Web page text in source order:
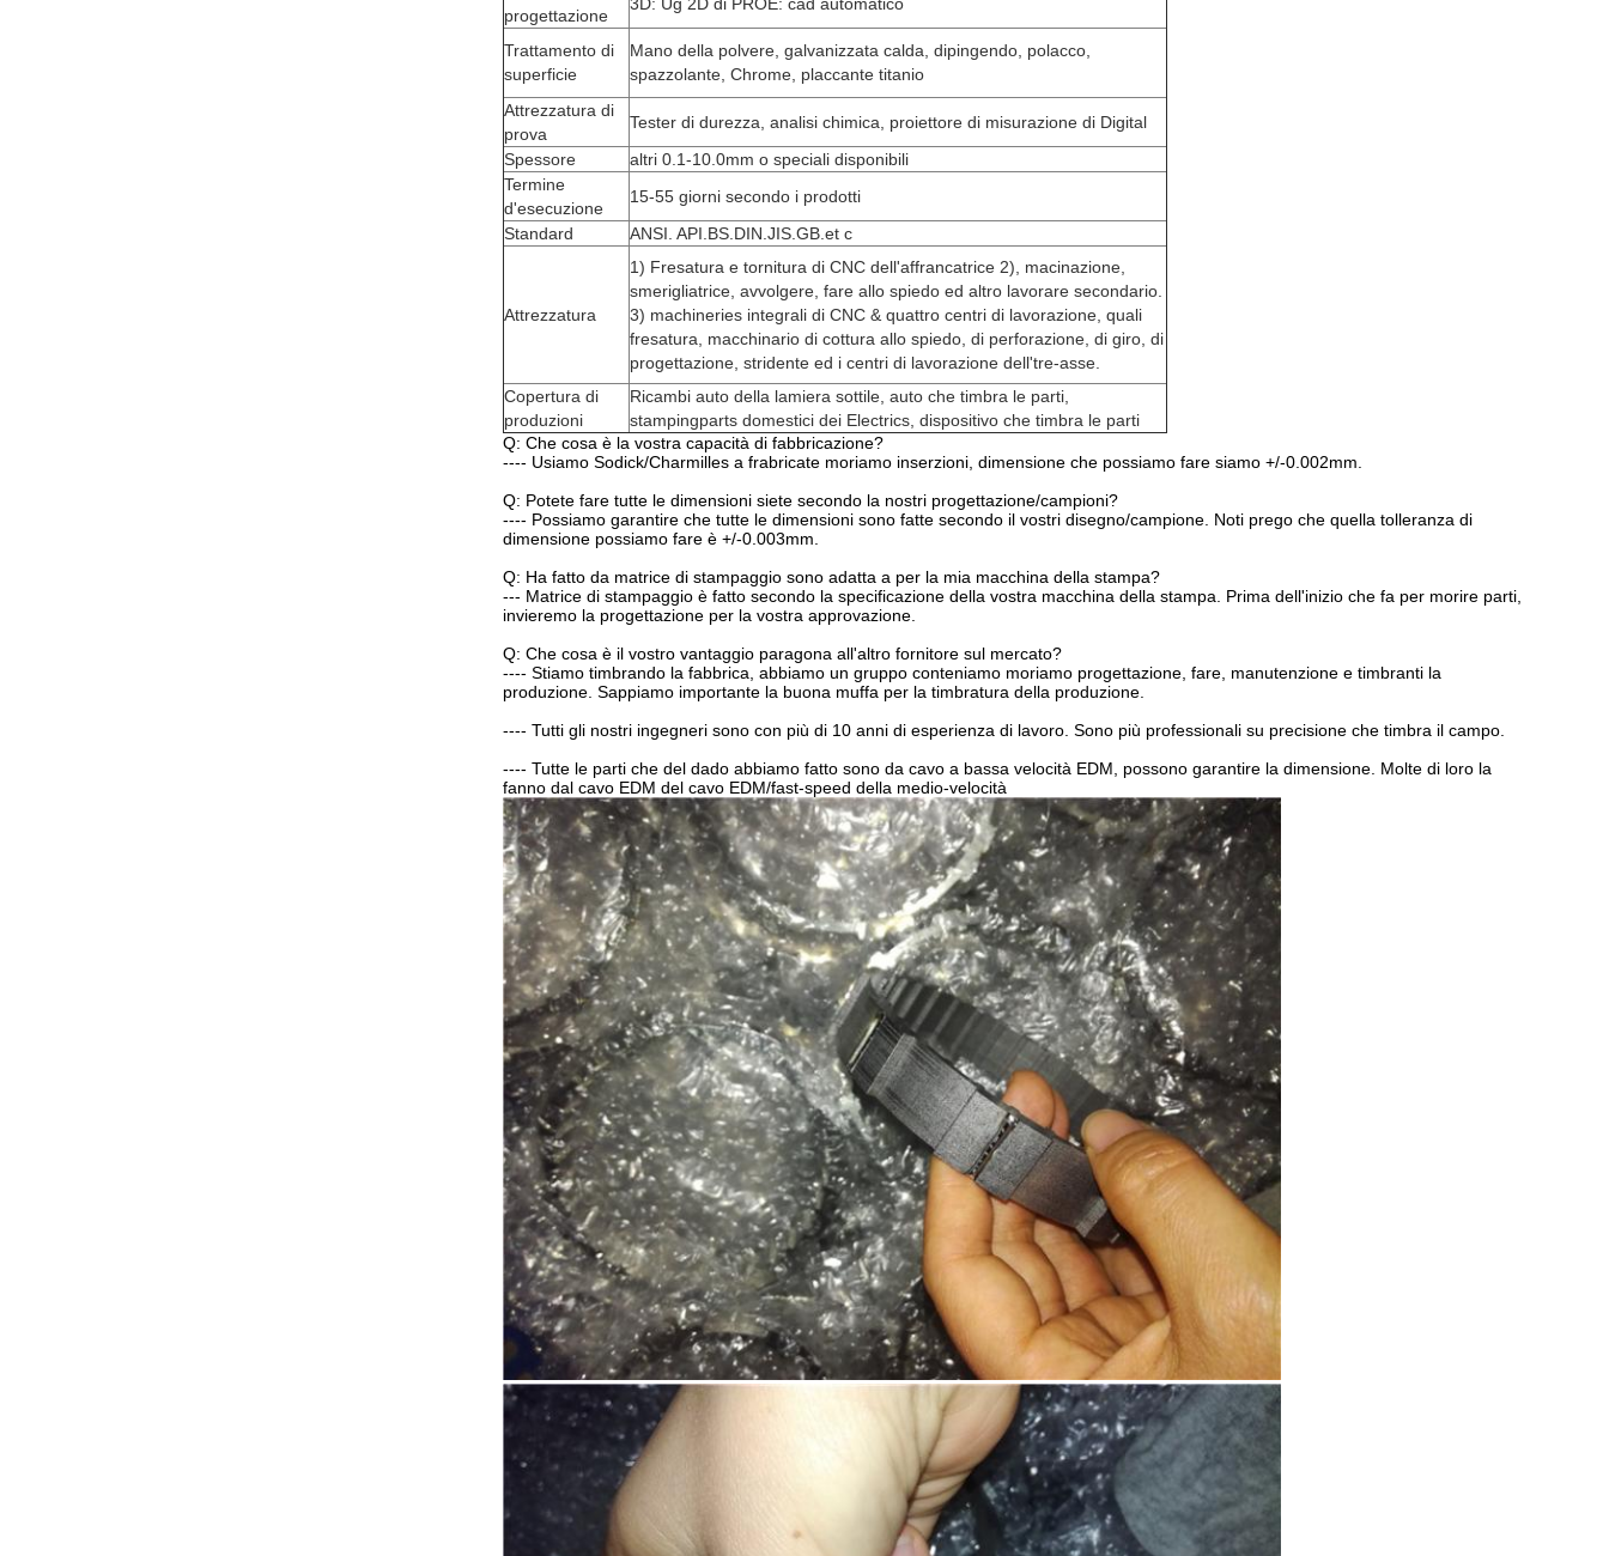
progettazione
Trattamento di
superficie
Mano della polvere, galvanizzata calda, dipingendo, polacco,
spazzolante, Chrome, placcante titanio
Attrezzatura di
prova
Tester di durezza, analisi chimica, proiettore di misurazione di Digital
Spessore
altri 0.1-10.0mm o speciali disponibili
Termine
d'esecuzione
15-55 giorni secondo i prodotti
Standard
ANSI. API.BS.DIN.JIS.GB.et c
Attrezzatura
1) Fresatura e tornitura di CNC dell'affrancatrice 2), macinazione,
smerigliatrice, avvolgere, fare allo spiedo ed altro lavorare secondario.
3) machineries integrali di CNC & quattro centri di lavorazione, quali
fresatura, macchinario di cottura allo spiedo, di perforazione, di giro, di
progettazione, stridente ed i centri di lavorazione dell'tre-asse.
Copertura di
produzioni
Ricambi auto della lamiera sottile, auto che timbra le parti,
stampingparts domestici dei Electrics, dispositivo che timbra le parti
Q: Che cosa è la vostra capacità di fabbricazione?
---- Usiamo Sodick/Charmilles a frabricate moriamo inserzioni, dimensione che possiamo fare siamo +/-0.002mm.
Q: Potete fare tutte le dimensioni siete secondo la nostri progettazione/campioni?
---- Possiamo garantire che tutte le dimensioni sono fatte secondo il vostri disegno/campione. Noti prego che quella tolleranza di
dimensione possiamo fare è +/-0.003mm.
Q: Ha fatto da matrice di stampaggio sono adatta a per la mia macchina della stampa?
--- Matrice di stampaggio è fatto secondo la specificazione della vostra macchina della stampa. Prima dell'inizio che fa per morire parti,
invieremo la progettazione per la vostra approvazione.
Q: Che cosa è il vostro vantaggio paragona all'altro fornitore sul mercato?
---- Stiamo timbrando la fabbrica, abbiamo un gruppo conteniamo moriamo progettazione, fare, manutenzione e timbranti la
produzione. Sappiamo importante la buona muffa per la timbratura della produzione.
---- Tutti gli nostri ingegneri sono con più di 10 anni di esperienza di lavoro. Sono più professionali su precisione che timbra il campo.
---- Tutte le parti che del dado abbiamo fatto sono da cavo a bassa velocità EDM, possono garantire la dimensione. Molte di loro la
fanno dal cavo EDM del cavo EDM/fast-speed della medio-velocità